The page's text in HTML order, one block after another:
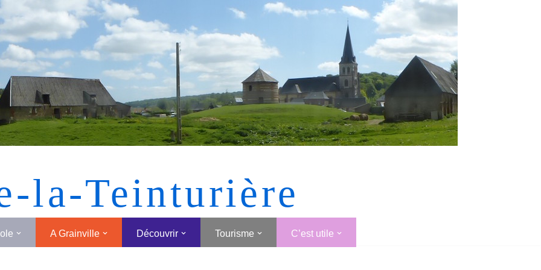
[MONTRER SOUS FORME DE VIGNETTES]
la-Teinturière
A Grainville Découvrir Tourisme C’est utile